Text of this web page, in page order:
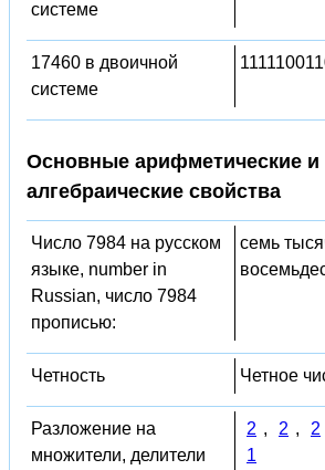
системе
17460 в двоичной
системе
Основные арифметические и
алгебраические свойства
Число 7984 на русском
языке, number in
Russian, число 7984
прописью:
семь
Четность Четное
Разложение на
множители, делители
2 , 2 , 2
1